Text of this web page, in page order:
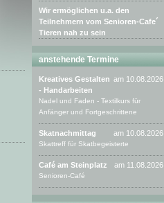
Wir ermöglichen u.a. den
Teilnehmern vom Senioren-Cafe´
Tieren nah zu sein
anstehende Termine
am 10.08.2026
Kreatives Gestalten
- Handarbeiten
Nadel und Faden - Textilkurs für
Anfänger und Fortgeschrittene
am 10.08.2026
Skatnachmittag
Skattreff für Skatbegeisterte
am 11.08.2026
Café am Steinplatz
Senioren-Café